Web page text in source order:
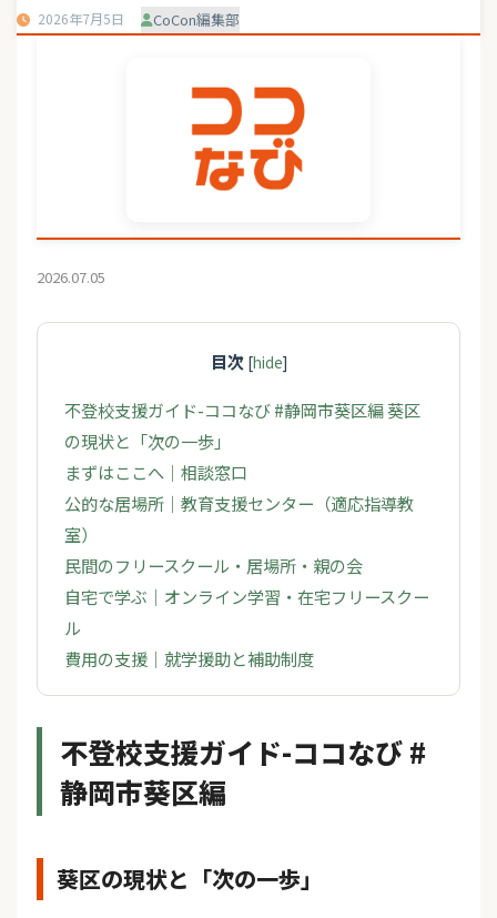
2026年7月5日 CoCon編集部
2026.07.05
目次 [hide]
不登校支援ガイド-ココなび #静岡市葵区編 葵区
の現状と「次の一歩」
まずはここへ｜相談窓口
公的な居場所｜教育支援センター（適応指導教
室）
民間のフリースクール・居場所・親の会
自宅で学ぶ｜オンライン学習・在宅フリースクー
ル
費用の支援｜就学援助と補助制度
不登校支援ガイド-ココなび #
静岡市葵区編
葵区の現状と「次の一歩」